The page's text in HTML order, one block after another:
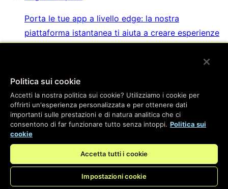
Porta le tue app a livello edge: la nostra
piattaforma istantanea ti aiuta a creare esperienze
Key Value Store
Il Key Value Store più veloce che puoi ottenere, con
la stessa facilità di utilizzo degli strumenti di
database che conosci bene
WebSockets e Fanout
Politica sui cookie
Accetti la nostra politica sui cookie? Utilizziamo i cookie per
offrirti un'esperienza personalizzata e per ottenere dati
importanti sulle prestazioni e di natura analitica che ci
consentono di far funzionare tutto senza intoppi. Politica sui
cookie
Accetta tutti i cookie
Impostazioni cookie